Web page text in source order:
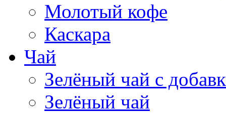
Молотый кофе
Каскара
Чай
Зелёный чай с
Зелёный чай